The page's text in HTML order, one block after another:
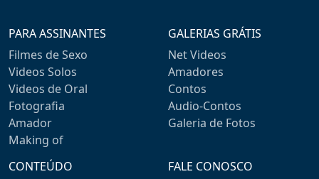
PARA ASSINANTES
Filmes de Sexo
Videos Solos
Videos de Oral
Fotografia
Amador
Making of
GALERIAS GRÁTIS
Net Videos
Amadores
Contos
Audio-Contos
Galeria de Fotos
CONTEÚDO
FALE CONOSCO